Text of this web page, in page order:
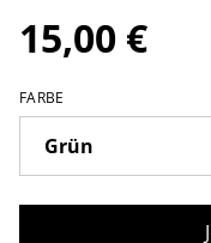
15,00 €
FARBE